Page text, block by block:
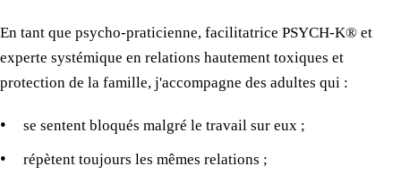
En tant que psycho-praticienne, facilitatrice PSYCH-K® et
experte systémique en relations hautement toxiques et
protection de la famille, j'accompagne des adultes qui :
se sentent bloqués malgré le travail sur eux ;
répètent toujours les mêmes relations ;